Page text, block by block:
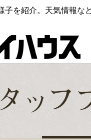
子を紹介。天気情報な